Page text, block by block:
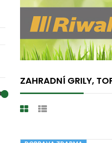
ZAHRADNÍ GRILY,